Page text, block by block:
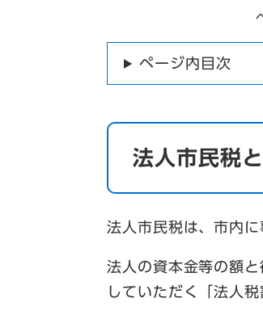
ページ内目次
法人市民税
法人市民税は、市内
法人の資本金等の額
していただく「法人税